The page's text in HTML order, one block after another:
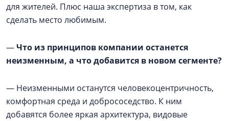
для жителей. Плюс наша экспертиза в том, как
сделать место любимым.
—Что из принципов компании останется
неизменным, а что добавится в новом сегменте?
— Неизменными останутся человекоцентричность,
комфортная среда и добрососедство. К ним
добавятся более яркая архитектура, видовые